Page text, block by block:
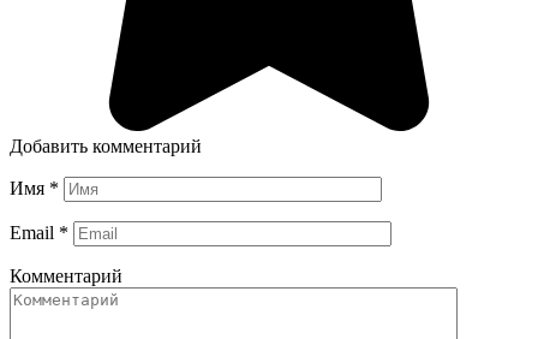
Добавить комментарий
Имя *
Email *
Комментарий